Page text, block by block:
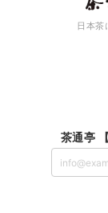
日本茶
茶通亭